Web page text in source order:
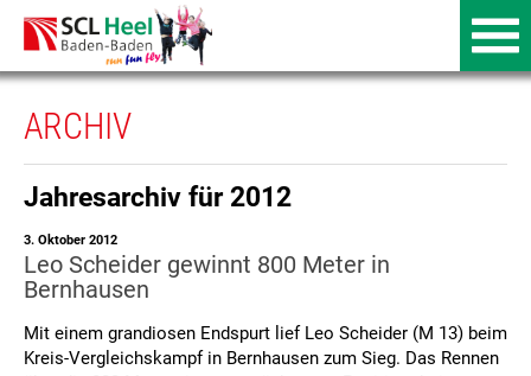
ARCHIV
Jahresarchiv für 2012
3. Oktober 2012
Leo Scheider gewinnt 800 Meter in
Bernhausen
Mit einem grandiosen Endspurt lief Leo Scheider (M 13) beim
Kreis-Vergleichskampf in Bernhausen zum Sieg. Das Rennen